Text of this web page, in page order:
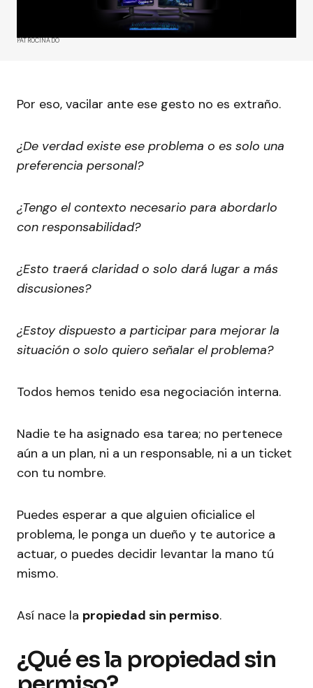
PATROCINADO
Por eso, vacilar ante ese gesto no es extraño.
¿De verdad existe ese problema o es solo una
preferencia personal?
¿Tengo el contexto necesario para abordarlo
con responsabilidad?
¿Esto traerá claridad o solo dará lugar a más
discusiones?
¿Estoy dispuesto a participar para mejorar la
situación o solo quiero señalar el problema?
Todos hemos tenido esa negociación interna.
Nadie te ha asignado esa tarea; no pertenece
aún a un plan, ni a un responsable, ni a un ticket
con tu nombre.
Puedes esperar a que alguien oficialice el
problema, le ponga un dueño y te autorice a
actuar, o puedes decidir levantar la mano tú
mismo.
Así nace la propiedad sin permiso.
¿Qué es la propiedad sin